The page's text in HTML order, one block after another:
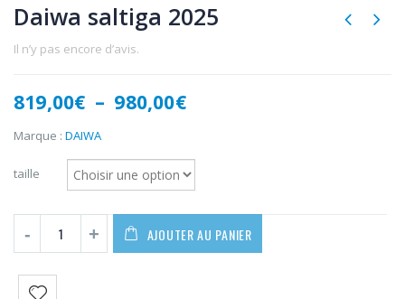
Daiwa saltiga 2025
Il n’y pas encore d’avis.
819,00€ – 980,00€Plage
819,00€
à
980,00€
Marque : DAIWA
taille
AJOUTER AU PANIER